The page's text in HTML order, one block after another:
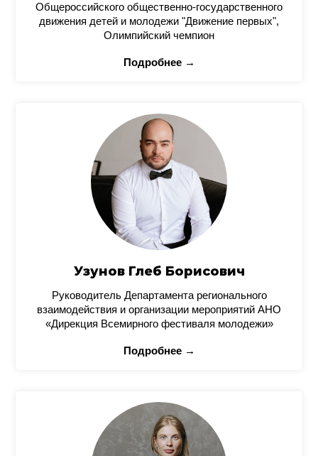
Общероссийского общественно-государственного
движения детей и молодежи "Движение первых",
Олимпийский чемпион
Подробнее →
Узунов Глеб Борисович
Руководитель Департамента регионального
взаимодействия и организации мероприятий АНО
«Дирекция Всемирного фестиваля молодежи»
Подробнее →